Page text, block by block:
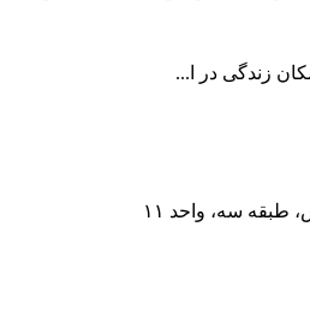
زندگی در ا...
طبقه سه، واحد ۱۱